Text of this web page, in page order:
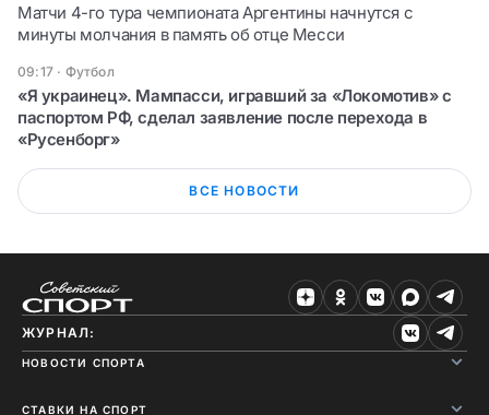
Матчи 4-го тура чемпионата Аргентины начнутся с
минуты молчания в память об отце Месси
09:17 · Футбол
«Я украинец». Мампасси, игравший за «Локомотив» с
паспортом РФ, сделал заявление после перехода в
«Русенборг»
ВСЕ НОВОСТИ
ЖУРНАЛ:
НОВОСТИ СПОРТА
СТАВКИ НА СПОРТ